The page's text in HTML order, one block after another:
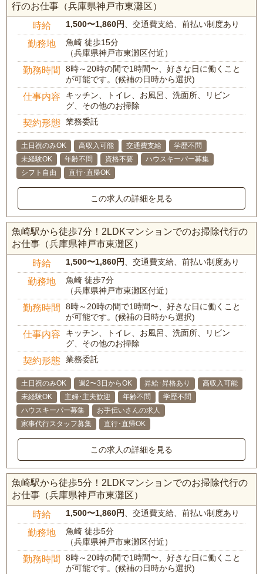
行のお仕事（兵庫県神戸市東灘区）
時給 1,500〜1,860円、交通費支給、前払い制度あり
勤務地
魚崎 徒歩15分
（兵庫県神戸市東灘区付近）
勤務時間
8時～20時の間で1時間〜、好きな日に働くこと
が可能です。(候補の日時から選択)
仕事内容
キッチン、トイレ、お風呂、洗面所、リビン
グ、その他のお掃除
契約形態 業務委託
土日祝のみOK 高収入可能 交通費支給
学歴不問
未経験OK
年齢不問 資格不要
ハウスキーパー募集
シフト自由
直行･直帰OK
この求人の詳細を見る
魚崎駅から徒歩7分！2LDKマンションでのお掃除代行の
お仕事（兵庫県神戸市東灘区）
時給 1,500〜1,860円、交通費支給、前払い制度あり
勤務地
魚崎 徒歩7分
（兵庫県神戸市東灘区付近）
勤務時間
8時～20時の間で1時間〜、好きな日に働くこと
が可能です。(候補の日時から選択)
仕事内容
キッチン、トイレ、お風呂、洗面所、リビン
グ、その他のお掃除
契約形態 業務委託
土日祝のみOK 週2〜3日からOK 昇給･昇格あり
高収入可能
未経験OK
主婦･主夫歓迎 年齢不問
学歴不問
ハウスキーパー募集
お手伝いさんの求人
家事代行スタッフ募集
直行･直帰OK
この求人の詳細を見る
魚崎駅から徒歩5分！2LDKマンションでのお掃除代行の
お仕事（兵庫県神戸市東灘区）
時給 1,500〜1,860円、交通費支給、前払い制度あり
勤務地
魚崎 徒歩5分
（兵庫県神戸市東灘区付近）
勤務時間
8時～20時の間で1時間〜、好きな日に働くこと
が可能です。(候補の日時から選択)